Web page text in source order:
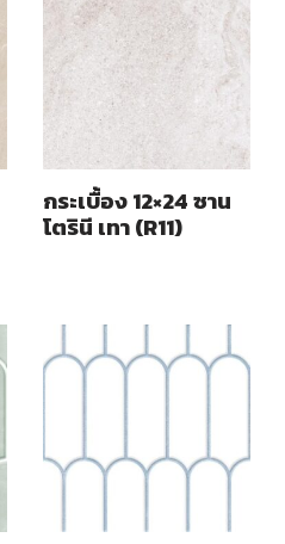
กระเบื้อง 12×24 ซาน
โตรินี เทา (R11)